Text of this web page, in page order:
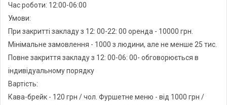
Час роботи: 12:00-06:00
Умови:
При закритті закладу з 12: 00-22: 00 оренда - 10000 грн.
Мінімальне замовлення - 1000 з людини, але не менше 25 тис.
Повне закриття закладу з 12: 00-06: 00- обговорюється в
індивідуальному порядку
Вартість:
Кава-брейк - 120 грн / чол. Фуршетне меню - від 1000 грн /